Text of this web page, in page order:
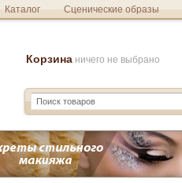
Каталог Сценические образы
Корзина ничего не выбрано